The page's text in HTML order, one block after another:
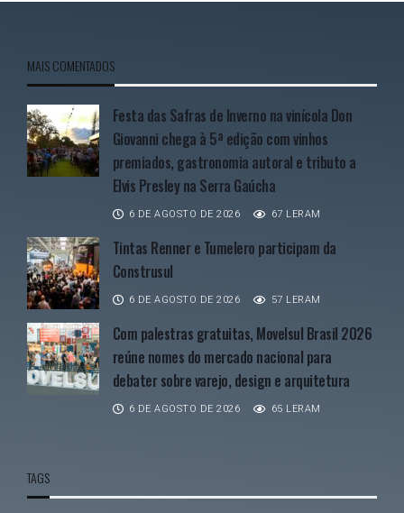
MAIS COMENTADOS
Festa das Safras de Inverno na vinícola Don
Giovanni chega à 5ª edição com vinhos
premiados, gastronomia autoral e tributo a
Elvis Presley na Serra Gaúcha
6 DE AGOSTO DE 2026 67 LERAM
Tintas Renner e Tumelero participam da
Construsul
6 DE AGOSTO DE 2026 57 LERAM
Com palestras gratuitas, Movelsul Brasil 2026
reúne nomes do mercado nacional para
debater sobre varejo, design e arquitetura
6 DE AGOSTO DE 2026 65 LERAM
TAGS